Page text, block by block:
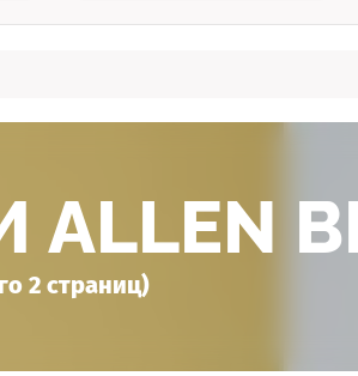
2 страниц)